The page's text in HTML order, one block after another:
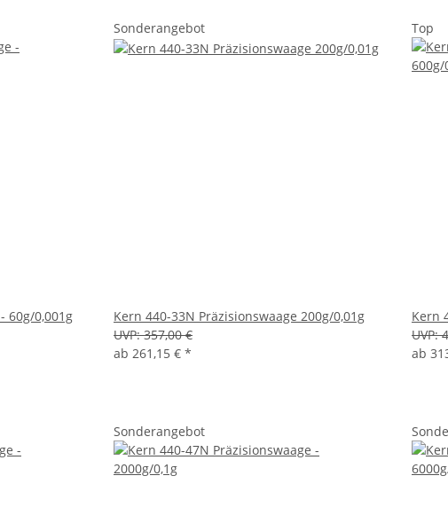
60g/0,001g
Sonderangebot
Kern 440-33N Präzisionswaage 200g/0,01g
UVP: 357,00 €
ab 261,15 € *
Top
Kern
UVP:
ab
Sonderangebot